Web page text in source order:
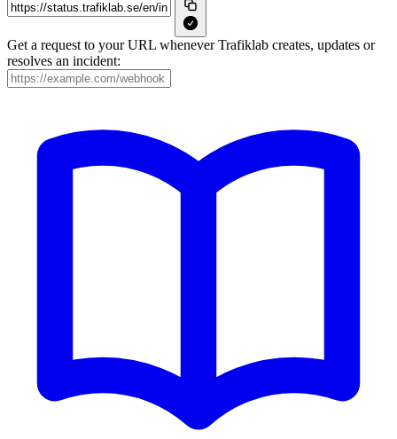
Get a request to your URL whenever Trafiklab creates, updates or
resolves an incident: